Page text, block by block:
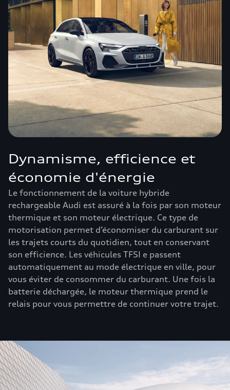
Dynamisme, efficience et
économie d'énergie
Le fonctionnement de la voiture hybride
rechargeable Audi est assuré à la fois par son moteur
thermique et son moteur électrique. Ce type de
motorisation permet d’économiser du carburant sur
les trajets courts du quotidien, tout en conservant
son efficience. Les véhicules TFSI e passent
automatiquement au mode électrique en ville, pour
vous éviter de consommer du carburant. Une fois la
batterie déchargée, le moteur thermique prend le
relais pour vous permettre de continuer votre trajet.